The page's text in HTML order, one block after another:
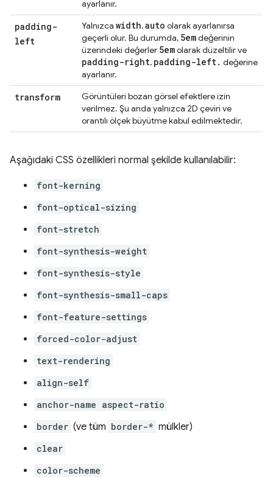
ayarlanır.
padding-
left
Yalnızca width,auto olarak ayarlanırsa
geçerli olur. Bu durumda, 5emdeğerinin
üzerindeki değerler 5emolarak düzeltilir ve
padding-right, padding-left. değerine
ayarlanır.
transform
Görüntüleri bozan görsel efektlere izin
verilmez. Şu anda yalnızca 2D çeviri ve
orantılı ölçek büyütme kabul edilmektedir.
Aşağıdaki CSS özellikleri normal şekilde kullanılabilir:
font-kerning
font-optical-sizing
font-stretch
font-synthesis-weight
font-synthesis-style
font-synthesis-small-caps
font-feature-settings
forced-color-adjust
text-rendering
align-self
anchor-name aspect-ratio
border (ve tüm border-* mülkler)
clear
color-scheme